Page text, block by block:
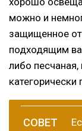
можно и
защищенное
подходящим
либо
категорически